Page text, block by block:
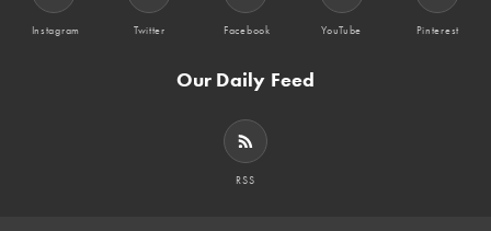
Instagram Twitter Facebook YouTube Pinterest
Our Daily Feed
RSS